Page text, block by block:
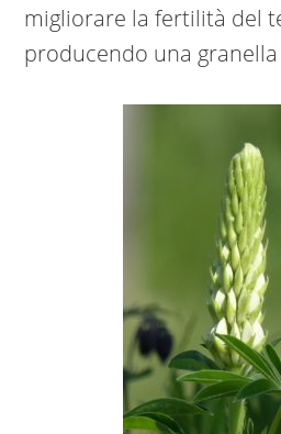
migliorare la fertilità del
producendo una